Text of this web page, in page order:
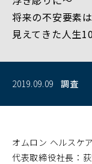
将来の不安要素
見えてきた人生
2019.09.09 調査
オムロン ヘルスケ
代表取締役社長：